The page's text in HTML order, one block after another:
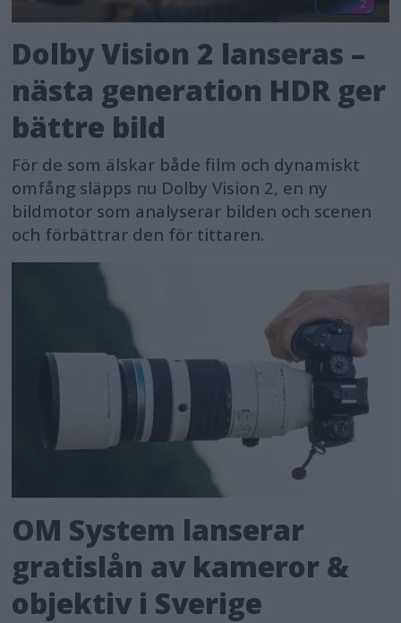
Dolby Vision 2 lanseras –
nästa generation HDR ger
bättre bild
För de som älskar både film och dynamiskt
omfång släpps nu Dolby Vision 2, en ny
bildmotor som analyserar bilden och scenen
och förbättrar den för tittaren.
OM System lanserar
gratislån av kameror &
objektiv i Sverige